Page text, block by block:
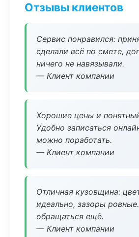
Отзывы клиентов
Сервис понравился:
сделали всё по смете,
ничего не навязывали.
— Клиент компании
Хорошие цены и
Удобно записаться
можно поработать.
— Клиент компании
Отличная кузовщина:
идеально, зазоры
обращаться ещё.
— Клиент компании